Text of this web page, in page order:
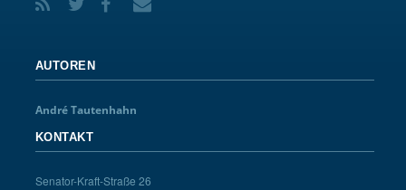
AUTOREN
André Tautenhahn
KONTAKT
Senator-Kraft-Straße 26